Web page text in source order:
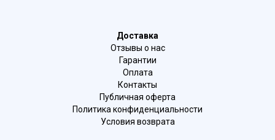
Доставка
Отзывы о нас
Гарантии
Оплата
Контакты
Публичная оферта
Политика конфиденциальности
Условия возврата